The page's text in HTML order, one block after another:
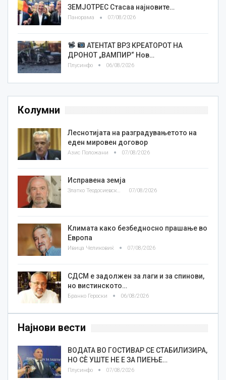
ЗЕМЈОТРЕС Стасаа најновите…
Панорама 07/08/2026
АТЕНТАТ ВРЗ КРЕАТОРОТ НА
ДРОНОТ „ВАМПИР“ Нов…
Плусинфо 06/08/2026
Колумни
Леснотијата на разградувањетото на
еден мировен договор
Азис Положани 07/08/2026
Исправена земја
Златко Теодосиевски 07/08/2026
Климата како безбедносно прашање во
Европа
Ивица Челиковиќ 07/08/2026
СДСМ е задолжен за лаги и за спинови,
но вистинското…
Бранко Героски 06/08/2026
Најнови вести
ВОДАТА ВО ГОСТИВАР СЕ СТАБИЛИЗИРА,
НО СÈ УШТЕ НЕ Е ЗА ПИЕЊЕ…
Плусинфо 07/08/2026